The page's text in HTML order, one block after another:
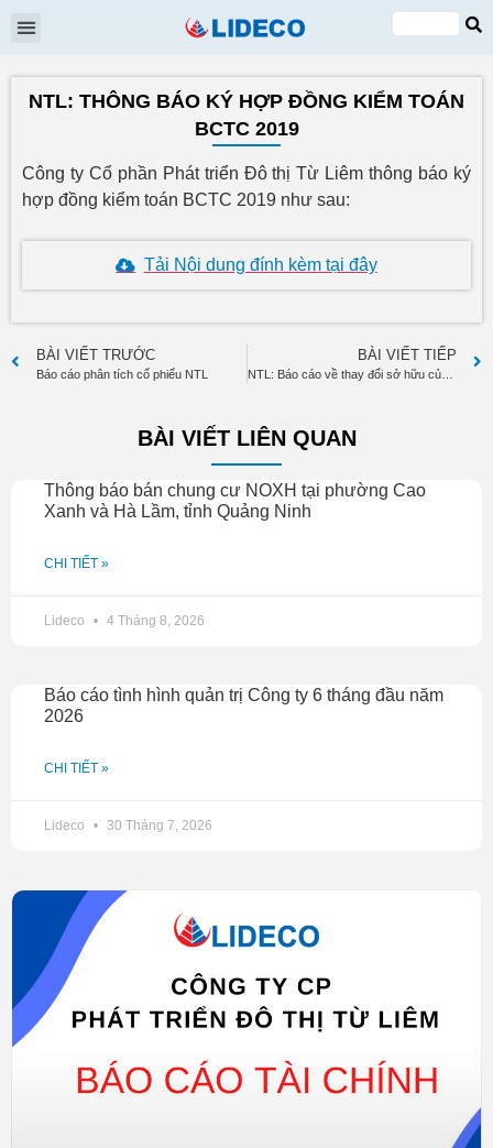
VI
EN
NTL: THÔNG BÁO KÝ HỢP ĐỒNG KIỂM TOÁN
BCTC 2019
Công ty Cổ phần Phát triển Đô thị Từ Liêm thông báo ký
hợp đồng kiểm toán BCTC 2019 như sau:
Tải Nội dung đính kèm tại đây
BÀI VIẾT TRƯỚC
Báo cáo phân tích cổ phiếu NTL
BÀI VIẾT TIẾP
NTL: Báo cáo về thay đổi sở hữu của cổ đông lớn Nguyễn Thị Mai
BÀI VIẾT LIÊN QUAN
Thông báo bán chung cư NOXH tại phường Cao
Xanh và Hà Lầm, tỉnh Quảng Ninh
CHI TIẾT »
Lideco 4 Tháng 8, 2026
Báo cáo tình hình quản trị Công ty 6 tháng đầu năm
2026
CHI TIẾT »
Lideco 30 Tháng 7, 2026